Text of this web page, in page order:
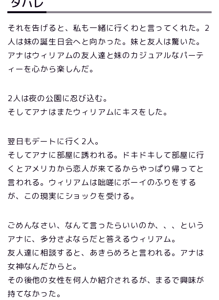
それを告げると、私も一緒に行くわと言ってくれた。2
人は妹の誕生日会へと向かった。妹と友人は驚いた。
アナはウィリアムの友人達と妹のカジュアルなパーテ
ィーを心から楽しんだ。
2人は夜の公園に忍び込む。
そしてアナはまたウィリアムにキスをした。
翌日もデートに行く2人。
そしてアナに部屋に誘われる。ドキドキして部屋に行
くとアメリカから恋人が来てるからやっぱり帰ってと
言われる。ウィリアムは咄嗟にボーイのふりをする
が、この現実にショックを受ける。
ごめんなさい、なんて言ったらいいのか、、、という
アナに、多分さよならだと答えるウィリアム。
友人達に相談すると、あきらめろと言われる。アナは
女神なんだからと。
その後他の女性を何人か紹介されるが、まるで興味が
持てなかった。